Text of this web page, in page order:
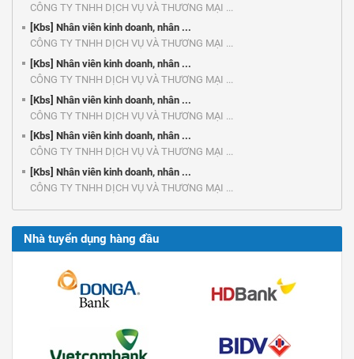
CÔNG TY TNHH DỊCH VỤ VÀ THƯƠNG MẠI ...
[Kbs] Nhân viên kinh doanh, nhân ...
CÔNG TY TNHH DỊCH VỤ VÀ THƯƠNG MẠI ...
[Kbs] Nhân viên kinh doanh, nhân ...
CÔNG TY TNHH DỊCH VỤ VÀ THƯƠNG MẠI ...
[Kbs] Nhân viên kinh doanh, nhân ...
CÔNG TY TNHH DỊCH VỤ VÀ THƯƠNG MẠI ...
[Kbs] Nhân viên kinh doanh, nhân ...
CÔNG TY TNHH DỊCH VỤ VÀ THƯƠNG MẠI ...
[Kbs] Nhân viên kinh doanh, nhân ...
CÔNG TY TNHH DỊCH VỤ VÀ THƯƠNG MẠI ...
Nhà tuyển dụng hàng đầu